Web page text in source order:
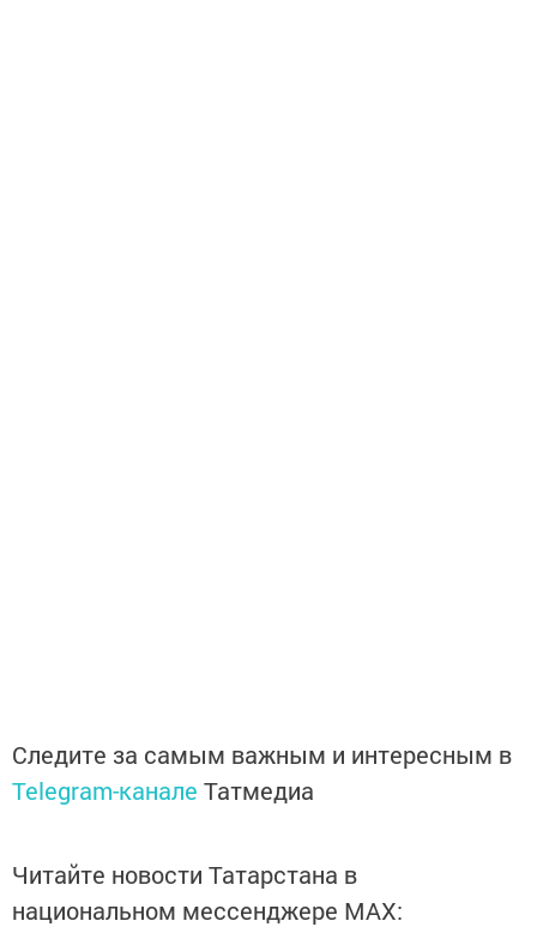
Следите за самым важным и интересным в
Telegram-канале Татмедиа
Читайте новости Татарстана в
национальном мессенджере MАХ: